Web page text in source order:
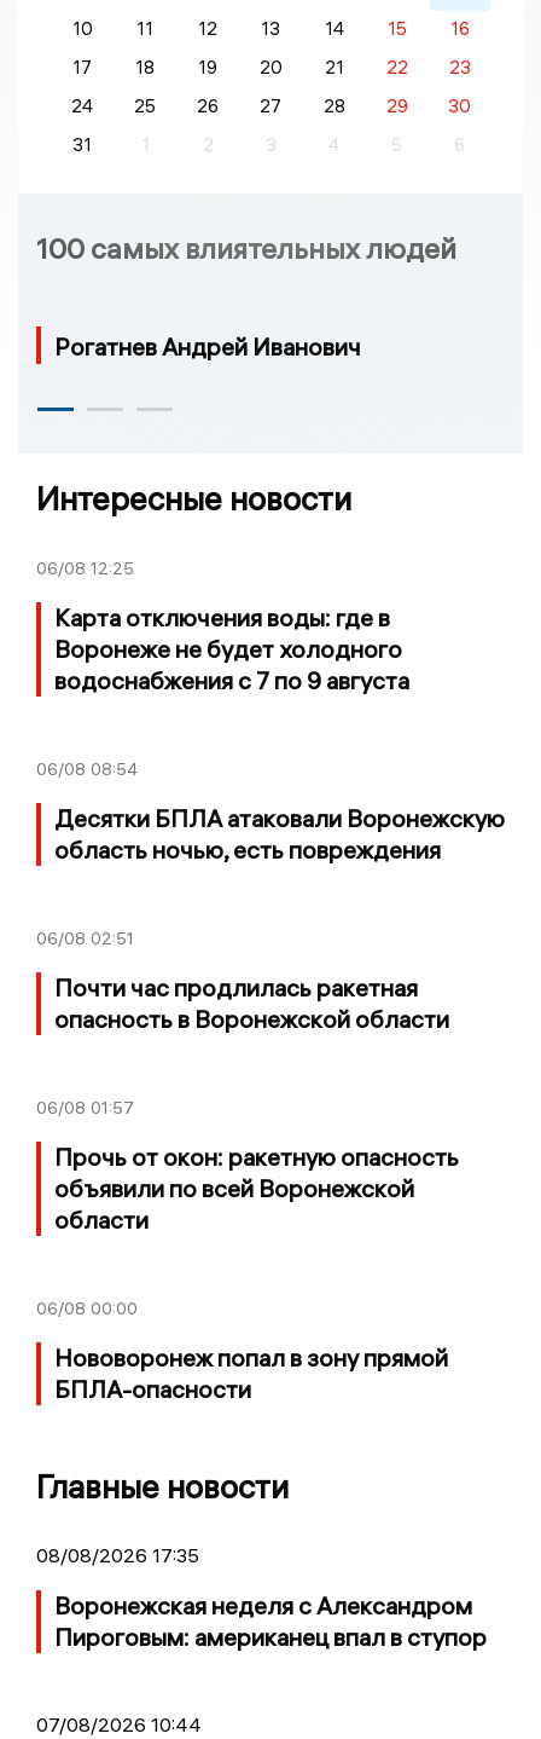
10
11 12 13 14 15
16
17
18 19 20 21 22
23
24
25 26 27 28 29
30
31
1 2 3 4 5 6
100 самых влиятельных людей
Рогатнев Андрей Иванович
Интересные новости
06/08 12:25
Карта отключения воды: где в
Воронеже не будет холодного
водоснабжения с 7 по 9 августа
06/08 08:54
Десятки БПЛА атаковали Воронежскую
область ночью, есть повреждения
06/08 02:51
Почти час продлилась ракетная
опасность в Воронежской области
06/08 01:57
Прочь от окон: ракетную опасность
объявили по всей Воронежской
области
06/08 00:00
Нововоронеж попал в зону прямой
БПЛА-опасности
Главные новости
08/08/2026 17:35
Воронежская неделя с Александром
Пироговым: американец впал в ступор
07/08/2026 10:44